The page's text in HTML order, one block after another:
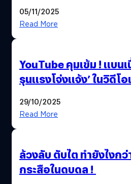
Thailand Game Show
05/11/2025
Read More
YouTube คุมเข้ม ! แบนเ
รุนแรงโจ่งแจ้ง’ ในวิดีโ
29/10/2025
Read More
ล้วงลับ ตับไต ทำยังไงกว่
กระสือในดบดล !